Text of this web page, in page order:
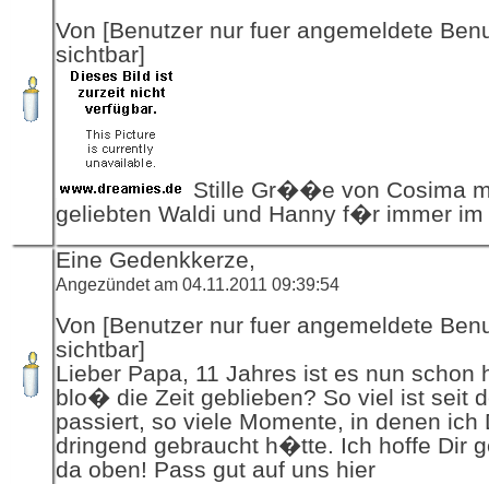
Von [Benutzer nur fuer angemeldete
sichtbar]
Stille Gr��e von Cosima
geliebten Waldi und Hanny f�r immer im
Eine Gedenkkerze,
Angezündet am 04.11.2011 09:39:54
Von [Benutzer nur fuer angemeldete
sichtbar]
Lieber Papa, 11 Jahres ist es nun schon
blo� die Zeit geblieben? So viel ist seit
passiert, so viele Momente, in denen ich
dringend gebraucht h�tte. Ich hoffe Dir
da oben! Pass gut auf uns hier